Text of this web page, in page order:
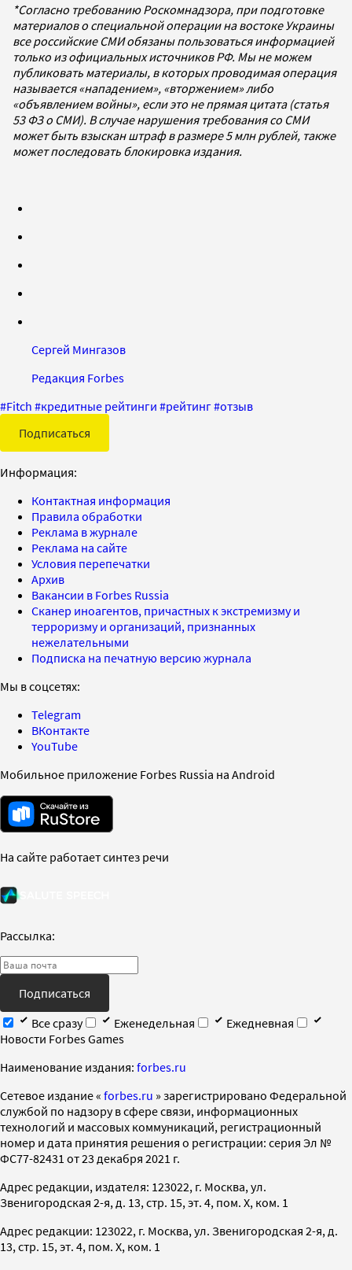
*Согласно требованию Роскомнадзора, при подготовке
материалов о специальной операции на востоке Украины
все российские СМИ обязаны пользоваться информацией
только из официальных источников РФ. Мы не можем
публиковать материалы, в которых проводимая операция
называется «нападением», «вторжением» либо
«объявлением войны», если это не прямая цитата (статья
53 ФЗ о СМИ). В случае нарушения требования со СМИ
может быть взыскан штраф в размере 5 млн рублей, также
может последовать блокировка издания.
Сергей Мингазов
Редакция Forbes
#Fitch #кредитные рейтинги #рейтинг#отзыв
Подписаться
Информация:
Контактная информация
Правила обработки
Реклама в журнале
Реклама на сайте
Условия перепечатки
Архив
Вакансии в Forbes Russia
Сканер иноагентов, причастных к экстремизму и
терроризму и организаций, признанных
нежелательными
Подписка на печатную версию журнала
Мы в соцсетях:
Telegram
ВКонтакте
YouTube
Мобильное приложение Forbes Russia на Android
На сайте работает синтез речи
Рассылка:
Подписаться
Все сразу
Еженедельная
Ежедневная
Новости Forbes Games
Наименование издания: forbes.ru
Cетевое издание « forbes.ru » зарегистрировано Федеральной
службой по надзору в сфере связи, информационных
технологий и массовых коммуникаций, регистрационный
номер и дата принятия решения о регистрации: серия Эл №
ФС77-82431 от 23 декабря 2021 г.
Адрес редакции, издателя: 123022, г. Москва, ул.
Звенигородская 2-я, д. 13, стр. 15, эт. 4, пом. X, ком. 1
Адрес редакции: 123022, г. Москва, ул. Звенигородская 2-я, д.
13, стр. 15, эт. 4, пом. X, ком. 1